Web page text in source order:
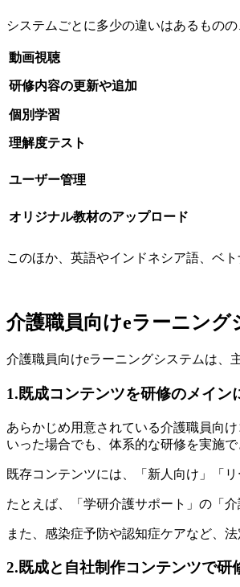
システムごとに多少の違いはあるもの
動画視聴
研修内容の更新や追加
個別学習
理解度テスト
ユーザー管理
オリジナル教材のアップロード
このほか、英語やインドネシア語、ベ
介護職員向けeラーニン
介護職員向けeラーニングシステムは、
1.既成コンテンツを研修のメイン
あらかじめ用意されている介護職員向
いった場合でも、体系的な研修を実施で
既存コンテンツには、「新人向け」「
たとえば、「学研介護サポート」の「
また、感染症予防や認知症ケアなど、
2.既成と自社制作コンテンツで研